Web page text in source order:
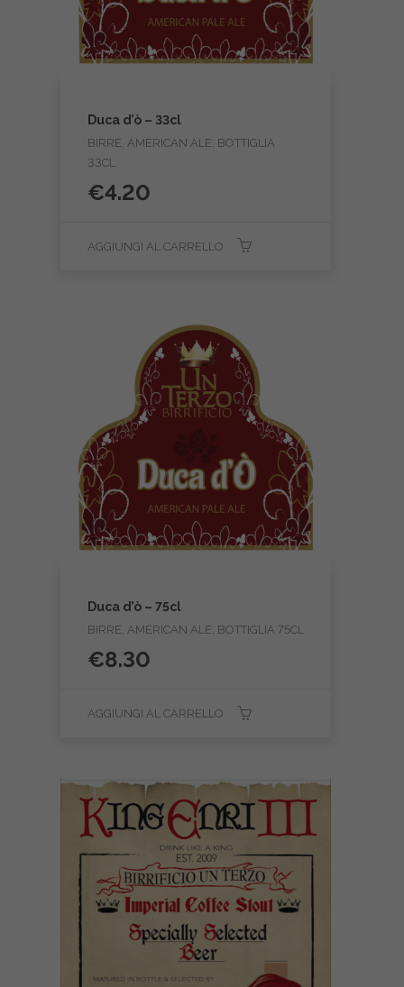
Duca d’ò – 33cl
BIRRE, AMERICAN ALE, BOTTIGLIA
33CL
€4.20
AGGIUNGI AL CARRELLO
Duca d’ò – 75cl
BIRRE, AMERICAN ALE, BOTTIGLIA 75CL
€8.30
AGGIUNGI AL CARRELLO